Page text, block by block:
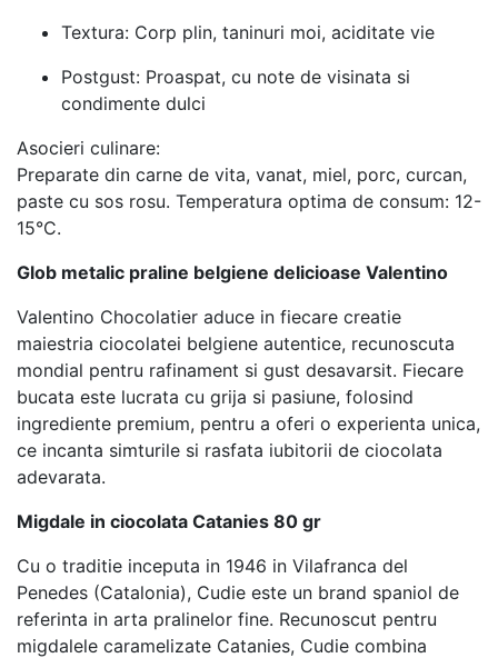
Textura: Corp plin, taninuri moi, aciditate vie
Postgust: Proaspat, cu note de visinata si
condimente dulci
Asocieri culinare:
Preparate din carne de vita, vanat, miel, porc, curcan,
paste cu sos rosu. Temperatura optima de consum: 12-
15°C.
Glob metalic praline belgiene delicioase Valentino
Valentino Chocolatier aduce in fiecare creatie
maiestria ciocolatei belgiene autentice, recunoscuta
mondial pentru rafinament si gust desavarsit. Fiecare
bucata este lucrata cu grija si pasiune, folosind
ingrediente premium, pentru a oferi o experienta unica,
ce incanta simturile si rasfata iubitorii de ciocolata
adevarata.
Migdale in ciocolata Catanies 80 gr
Cu o traditie inceputa in 1946 in Vilafranca del
Penedes (Catalonia), Cudie este un brand spaniol de
referinta in arta pralinelor fine. Recunoscut pentru
migdalele caramelizate Catanies, Cudie combina